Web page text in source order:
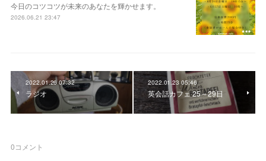
今日のコツコツが未来のあなたを輝かせます。
2026.06.21 23:47
2022.01.26 07:32
ラジオ
2022.01.23 05:46
英会話カフェ 25～29日
0コメント